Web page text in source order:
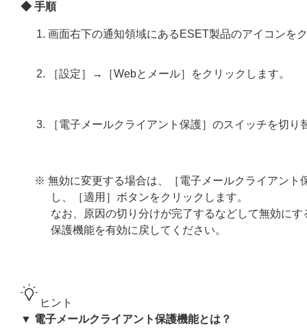
◆ 手順
画面右下の通知領域にあるESET製品のアイコンを
［設定］→［Webとメール］をクリックします。
［電子メールクライアント保護］のスイッチを切
※ 無効に変更する場合は、［電子メールクライアント
し、［適用］ボタンをクリックします。
なお、原因の切り分けが完了するなどして無効に
保護機能を有効に戻してください。
ヒント
▼ 電子メールクライアント保護機能とは？